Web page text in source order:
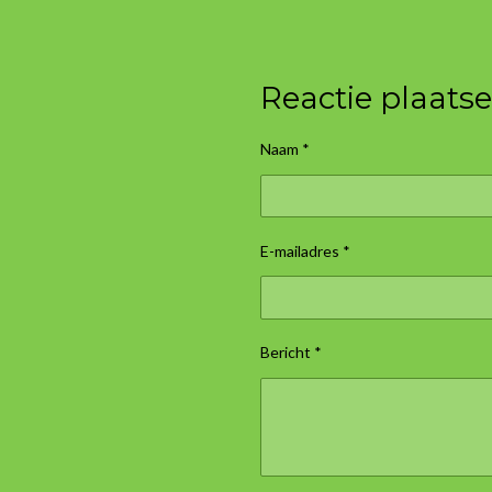
Reactie
Naam *
E-mailadres *
Bericht *